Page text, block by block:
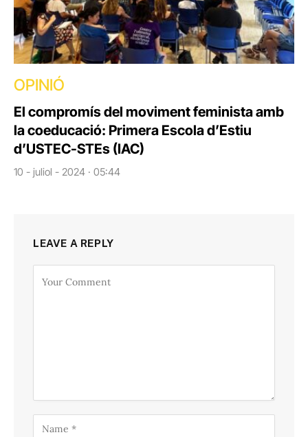
OPINIÓ
El compromís del moviment feminista amb
la coeducació: Primera Escola d’Estiu
d’USTEC-STEs (IAC)
10 - juliol - 2024 · 05:44
LEAVE A REPLY